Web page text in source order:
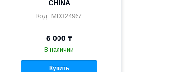
CHINA
MD324967
6 000 ₸
В наличии
Купить